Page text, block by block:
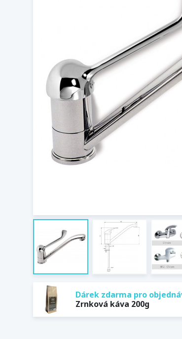
Dárek zdarma pro
Zrnková káva 200g